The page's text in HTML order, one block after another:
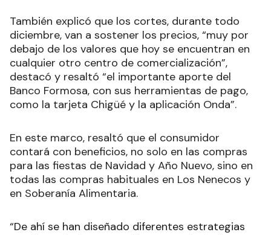
También explicó que los cortes, durante todo
diciembre, van a sostener los precios, “muy por
debajo de los valores que hoy se encuentran en
cualquier otro centro de comercialización”,
destacó y resaltó “el importante aporte del
Banco Formosa, con sus herramientas de pago,
como la tarjeta Chigüé y la aplicación Onda”.
En este marco, resaltó que el consumidor
contará con beneficios, no solo en las compras
para las fiestas de Navidad y Año Nuevo, sino en
todas las compras habituales en Los Nenecos y
en Soberanía Alimentaria.
“De ahí se han diseñado diferentes estrategias